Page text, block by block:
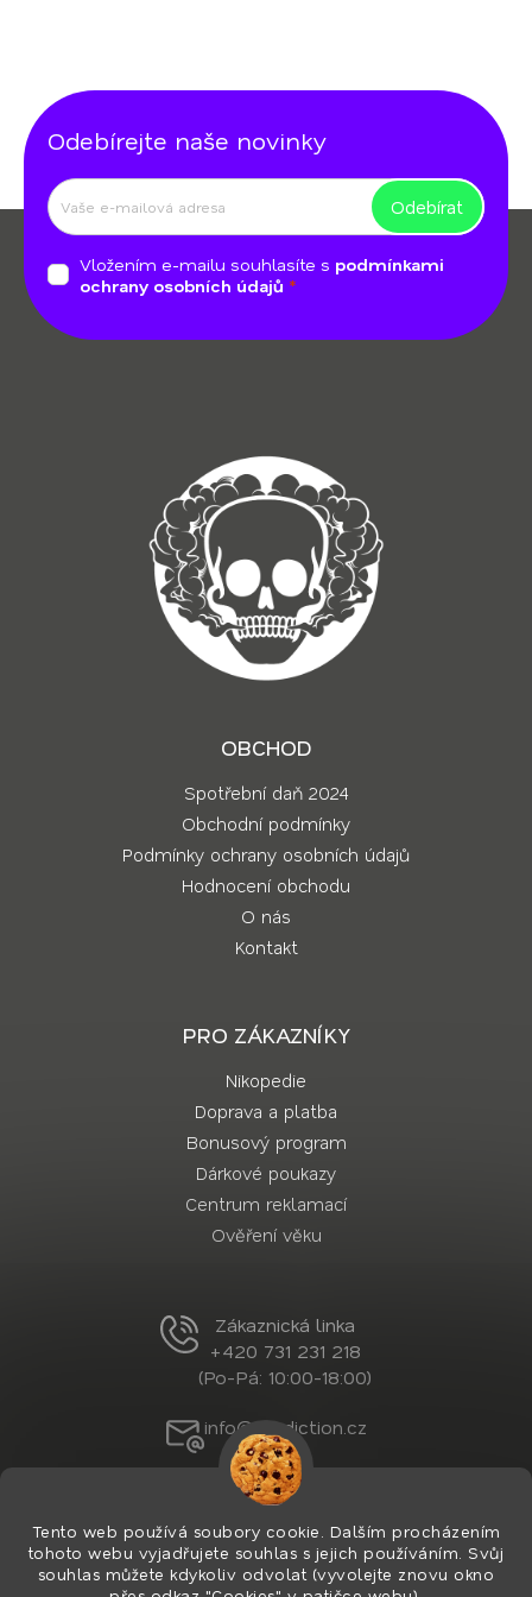
Tento web používá soubory cookie. Dalším procházením
tohoto webu vyjadřujete souhlas s jejich používáním. Svůj
souhlas můžete kdykoliv odvolat (vyvolejte znovu okno
Odebírejte naše novinky
Vložením e-mailu souhlasíte s podmínkami
ochrany osobních údajů
Odebírat
OBCHOD
Spotřební daň 2024
Obchodní podmínky
Podmínky ochrany osobních údajů
Hodnocení obchodu
O nás
Kontakt
PRO ZÁKAZNÍKY
Nikopedie
Doprava a platba
Bonusový program
Dárkové poukazy
Centrum reklamací
Ověření věku
Zákaznická linka
+420 731 231 218
(Po-Pá: 10:00-18:00)
info@nordiction.cz